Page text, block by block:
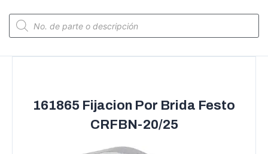
161865 Fijacion Por Brida Festo
CRFBN-20/25